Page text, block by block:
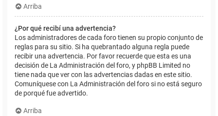
Arriba
¿Por qué recibí una advertencia?
Los administradores de cada foro tienen su propio conjunto de
reglas para su sitio. Si ha quebrantado alguna regla puede
recibir una advertencia. Por favor recuerde que esta es una
decisión de La Administración del foro, y phpBB Limited no
tiene nada que ver con las advertencias dadas en este sitio.
Comuníquese con La Administración del foro si no está seguro
de porqué fue advertido.
Arriba